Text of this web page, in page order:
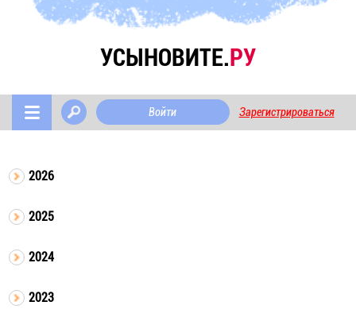
УСЫНОВИТЕ.РУ
Войти Зарегистрироваться
2026
2025
2024
2023